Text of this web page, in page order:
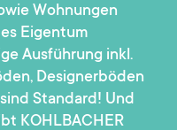
Wohnungen
Eigentum
Ausführung inkl.
Designerböden
Standard! Und
KOHLBACHER